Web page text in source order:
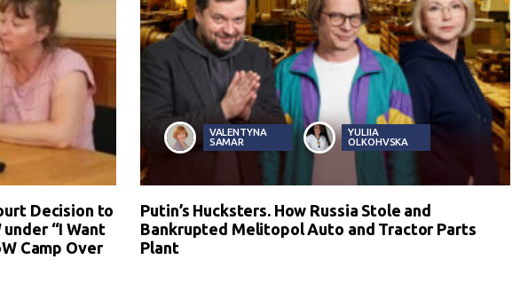
Decision to
under “I Want
Camp Over
VALENTYNA
SAMAR
YULIIA
OLKOHVSKA
Putin’s Hucksters. How Russia Stole and
Bankrupted Melitopol Auto and Tractor Parts
Plant